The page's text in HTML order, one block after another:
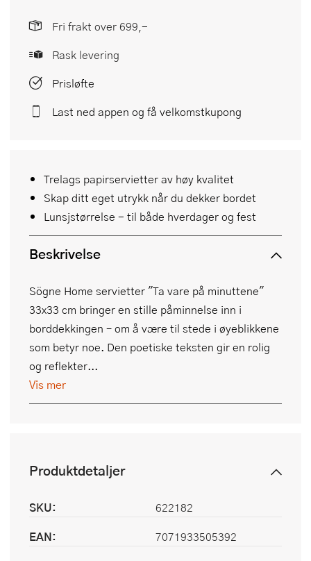
Trelags papirservietter av høy kvalitet
Skap ditt eget utrykk når du dekker bordet
Lunsjstørrelse - til både hverdager og fest
Beskrivelse
Sögne Home servietter "Ta vare på minuttene"
33x33 cm bringer en stille påminnelse inn i
borddekkingen – om å være til stede i øyeblikkene
som betyr noe. Den poetiske teksten gir en rolig
og reflekter...
Vis mer
Fri frakt over 699,-
Rask levering
Prisløfte
Last ned appen og få velkomstkupong
Produktdetaljer
SKU:
622182
EAN:
7071933505392